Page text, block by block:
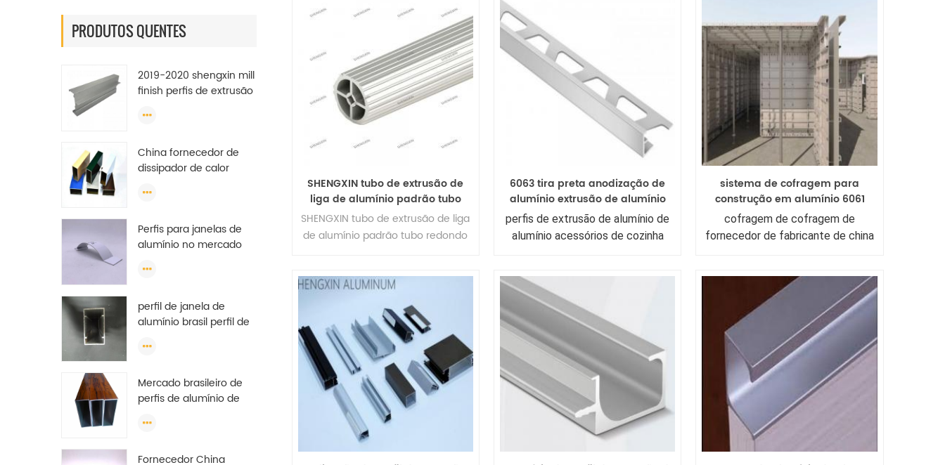
PRODUTOS QUENTES
2019-2020 shengxin mill
finish perfis de extrusão
China fornecedor de
dissipador de calor
em pó moldura de
extrusão
Perfis para janelas de
alumínio no mercado
perfil de janela de
alumínio brasil perfil de
anodizado china
Mercado brasileiro de
perfis de alumínio de
extrusão de portas e
Fornecedor China
SHENGXIN tubo de extrusão de
liga de alumínio padrão tubo
redondo de alumínio (círculo)
perfis
SHENGXIN tubo de extrusão de liga
de alumínio padrão tubo redondo
6063 tira preta anodização de
alumínio extrusão de alumínio
personalizado perfil de canto
guarnição para a construção de
perfis de extrusão de alumínio de
alumínio acessórios de cozinha
sistema de cofragem para
construção em alumínio 6061
6063 t5 cofragem para parede
de betão
cofragem de cofragem de
fornecedor de fabricante de china